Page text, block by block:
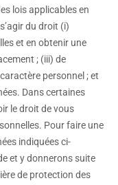
lois applicables en
du droit (i)
et en obtenir une
; (iii) de
personnel ; et
Dans certaines
le droit de vous
Pour faire une
indiquées ci-
et y donnerons suite
de protection des